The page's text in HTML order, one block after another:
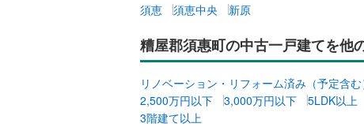
須恵 須恵中央 新原
糟屋郡須惠町の中古一戸建てを他
リノベーション・リフォーム済み（予定含む
2,500万円以下
3,000万円以下 5LDK以上
3階建て以上